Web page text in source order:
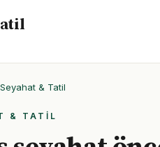
Seyahat & Tatil
& TATIL